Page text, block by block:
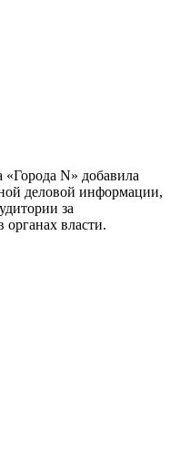
N» добавила
деловой информации,
за
власти.